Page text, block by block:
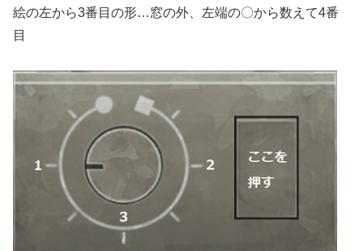
絵の左から3番目の形…窓の外、左端の〇から数えて4番
目